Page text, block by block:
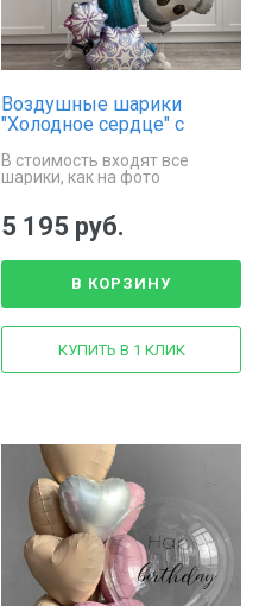
Воздушные шарики
"Холодное сердце" с
большой связкой-ассорти
В стоимость входят все
шарики, как на фото
5 195 руб.
В КОРЗИНУ
КУПИТЬ В 1 КЛИК